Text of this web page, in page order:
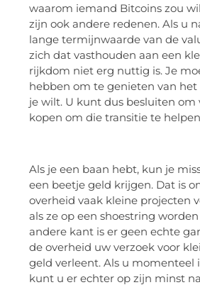
waarom iemand Bitcoins zou
zijn ook andere redenen. Als u
lange termijnwaarde van de
zich dat vasthouden aan een
rijkdom niet erg nuttig is. Je
hebben om te genieten van het
je wilt. U kunt dus besluiten om
kopen om die transitie te
Als je een baan hebt, kun je
een beetje geld krijgen. Dat is
overheid vaak kleine projecten
als ze op een shoestring
andere kant is er geen echte
de overheid uw verzoek voor
geld verleent. Als u momenteel
kunt u er echter op zijn minst